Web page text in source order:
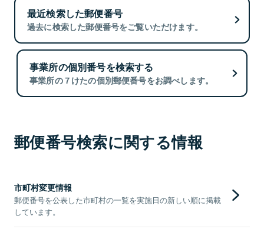
最近検索した郵便番号
過去に検索した郵便番号をご覧いただけます。
事業所の個別番号を検索する
事業所の７けたの個別郵便番号をお調べします。
郵便番号検索に関する情報
市町村変更情報
郵便番号を公表した市町村の一覧を実施日の新しい順に掲載
しています。